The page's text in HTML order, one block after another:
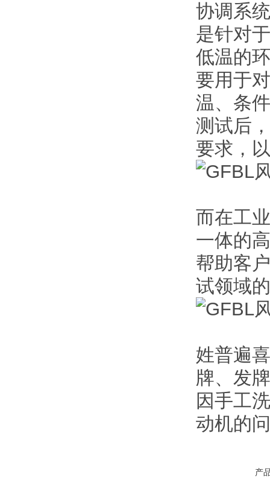
协调系
是针对
低温的
要用于
温、条
测试后
要求，
而在工
一体的
帮助客
试领域
姓普遍
牌、发
因手工
动机的
产